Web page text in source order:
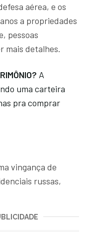
aérea, e os
a propriedades
pessoas
mais detalhes.
A
uma carteira
pra comprar
vingança de
russas,